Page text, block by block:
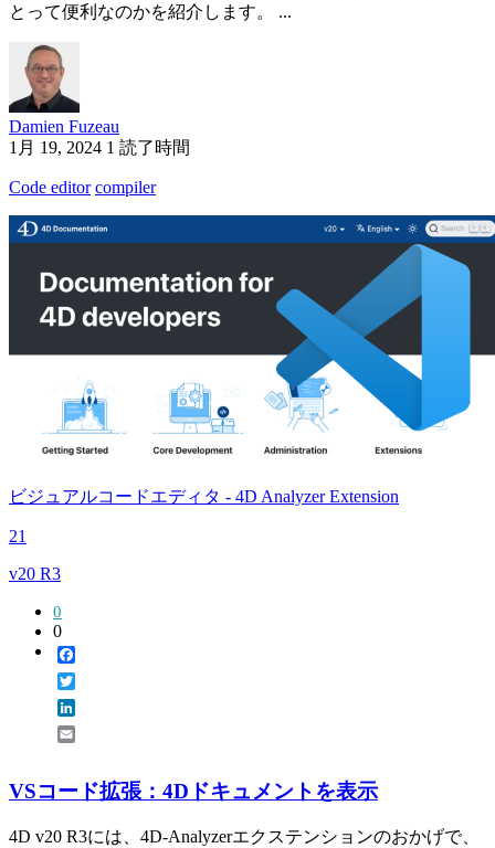
とって便利なのかを紹介します。 ...
Damien Fuzeau
1月 19, 2024 1 読了時間
Code editor compiler
ビジュアルコードエディタ - 4D Analyzer Extension
21
v20 R3
0
0
VSコード拡張：4Dドキュメントを表示
4D v20 R3には、4D-Analyzerエクステンションのおかげで、